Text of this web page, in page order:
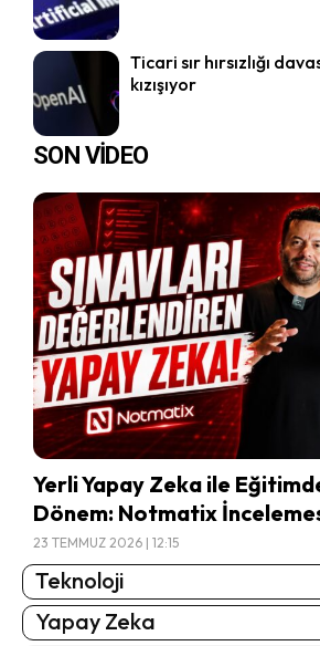
Ticari sır hırsızlığı
kızışıyor
SON VİDEO
Yerli Yapay Zeka ile
Dönem: Notmatix
23 TEMMUZ 2026 | 12:15
Teknoloji
Yapay Zeka